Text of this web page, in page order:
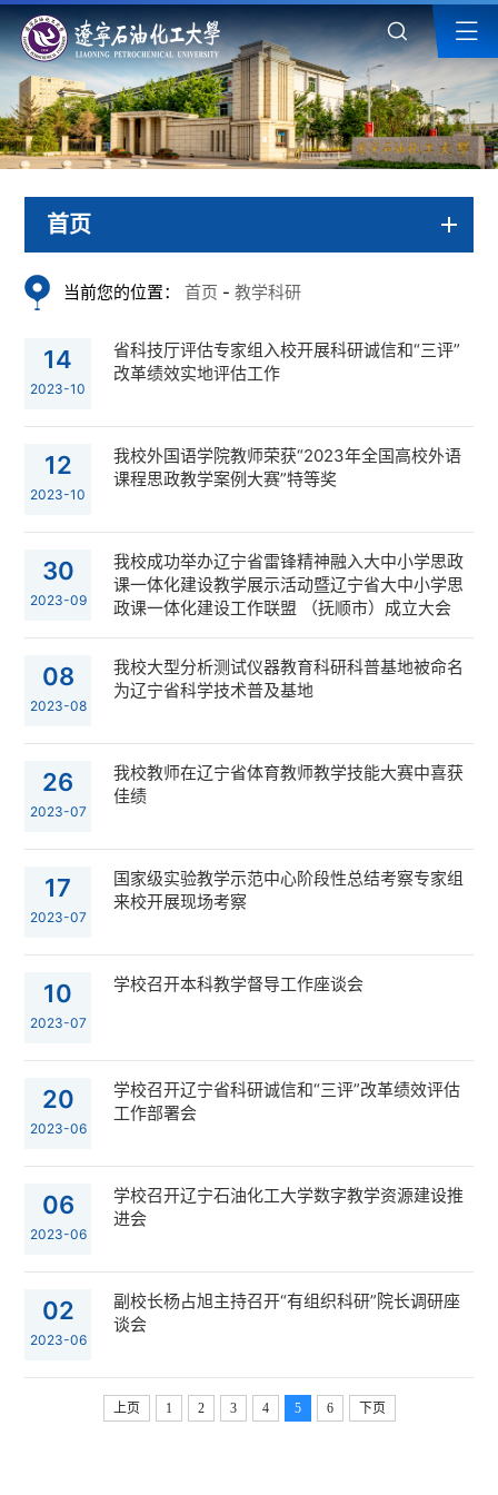
首页
当前您的位置：首页 -教学科研
14
2023-10
省科技厅评估专家组入校开展科研诚信和“三评”
改革绩效实地评估工作
12
2023-10
我校外国语学院教师荣获“2023年全国高校外语
课程思政教学案例大赛”特等奖
30
2023-09
我校成功举办辽宁省雷锋精神融入大中小学思政
课一体化建设教学展示活动暨辽宁省大中小学思
政课一体化建设工作联盟 （抚顺市）成立大会
08
2023-08
我校大型分析测试仪器教育科研科普基地被命名
为辽宁省科学技术普及基地
26
2023-07
我校教师在辽宁省体育教师教学技能大赛中喜获
佳绩
17
2023-07
国家级实验教学示范中心阶段性总结考察专家组
来校开展现场考察
10
2023-07
学校召开本科教学督导工作座谈会
20
2023-06
学校召开辽宁省科研诚信和“三评”改革绩效评估
工作部署会
06
2023-06
学校召开辽宁石油化工大学数字教学资源建设推
进会
02
2023-06
副校长杨占旭主持召开“有组织科研”院长调研座
谈会
上页 1 2 3 4 5 6 下页